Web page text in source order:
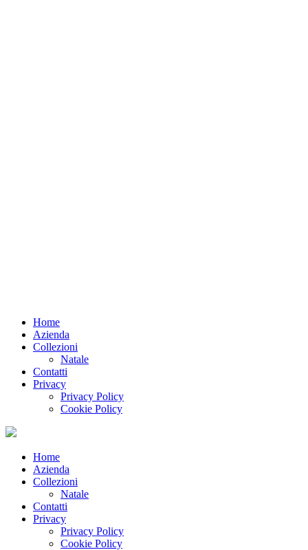
Home
Azienda
Collezioni
Natale
Contatti
Privacy
Privacy Policy
Cookie Policy
Home
Azienda
Collezioni
Natale
Contatti
Privacy
Privacy Policy
Cookie Policy